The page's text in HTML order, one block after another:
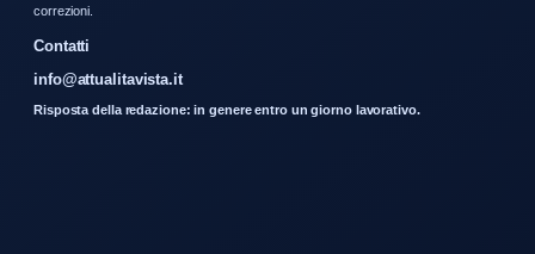
correzioni.
Contatti
info@attualitavista.it
Risposta della redazione: in genere entro un giorno lavorativo.